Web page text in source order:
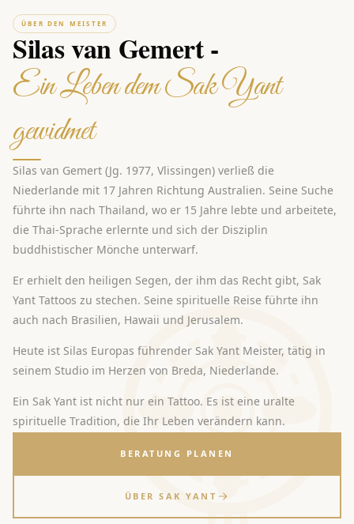
ÜBER DEN MEISTER
Silas van Gemert -
Ein Leben dem Sak Yant
gewidmet
Silas van Gemert (Jg. 1977, Vlissingen) verließ die
Niederlande mit 17 Jahren Richtung Australien. Seine Suche
führte ihn nach Thailand, wo er 15 Jahre lebte und arbeitete,
die Thai-Sprache erlernte und sich der Disziplin
buddhistischer Mönche unterwarf.
Er erhielt den heiligen Segen, der ihm das Recht gibt, Sak
Yant Tattoos zu stechen. Seine spirituelle Reise führte ihn
auch nach Brasilien, Hawaii und Jerusalem.
Heute ist Silas Europas führender Sak Yant Meister, tätig in
seinem Studio im Herzen von Breda, Niederlande.
Ein Sak Yant ist nicht nur ein Tattoo. Es ist eine uralte
spirituelle Tradition, die Ihr Leben verändern kann.
BERATUNG PLANEN
ÜBER SAK YANT